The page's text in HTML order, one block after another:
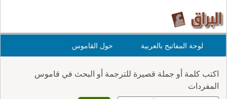
لوحة المفاتيح بالعربية حول القاموس
اكتب كلمة أو جملة قصيرة للترجمة أو البحث في قاموس
المفردات